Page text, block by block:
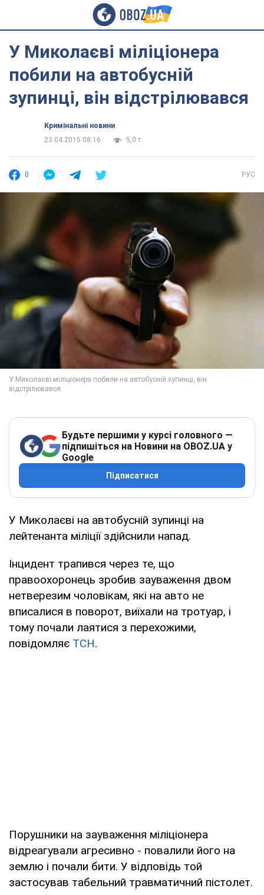
У Миколаєві міліціонера
побили на автобусній
зупинці, він відстрілювався
Кримінальні новини
23.04.2015 08:16
5,0 т.
0 РУС
Будьте першими у курсі головного —
підпишіться на Новини на OBOZ.UA у
Google
Підписатися
У Миколаєві на автобусній зупинці на
лейтенанта міліції здійснили напад.
Інцидент трапився через те, що
правоохоронець зробив зауваження двом
нетверезим чоловікам, які на авто не
вписалися в поворот, виїхали на тротуар, і
тому почали лаятися з перехожими,
повідомляє ТСН.
Порушники на зауваження міліціонера
відреагували агресивно - повалили його на
землю і почали бити. У відповідь той
застосував табельний травматичний пістолет.